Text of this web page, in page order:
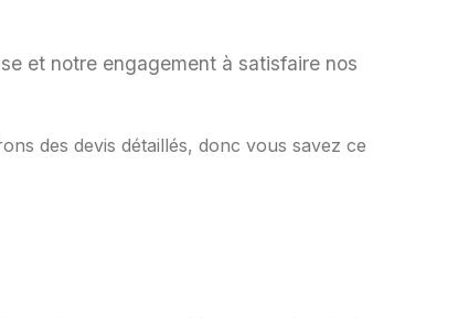
et notre engagement à satisfaire nos
des devis détaillés, donc vous savez ce